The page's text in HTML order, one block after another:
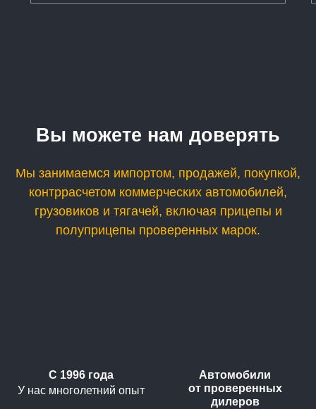
Вы можете нам доверять
Мы занимаемся импортом, продажей, покупкой,
контррасчетом коммерческих автомобилей,
грузовиков и тягачей, включая прицепы и
полуприцепы проверенных марок.
С 1996 года
У нас многолетний опыт
Автомобили
от проверенных
дилеров